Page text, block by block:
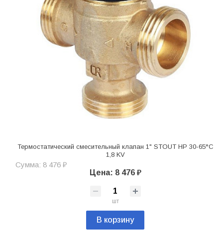
Термостатический смесительный клапан 1" STOUT НР 30-65°С
1,8 KV
Сумма: 8 476 ₽
Цена: 8 476 ₽
шт
В корзину